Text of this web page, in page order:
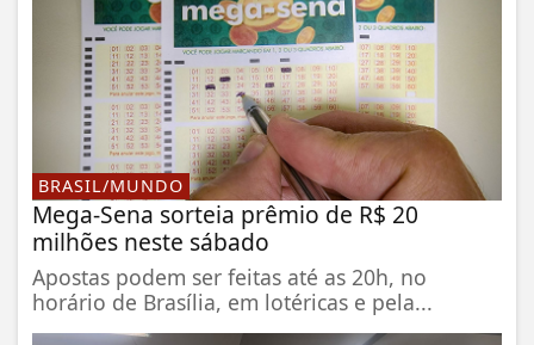
BRASIL/MUNDO
Mega-Sena sorteia prêmio de R$ 20
milhões neste sábado
Apostas podem ser feitas até as 20h, no
horário de Brasília, em lotéricas e pela...